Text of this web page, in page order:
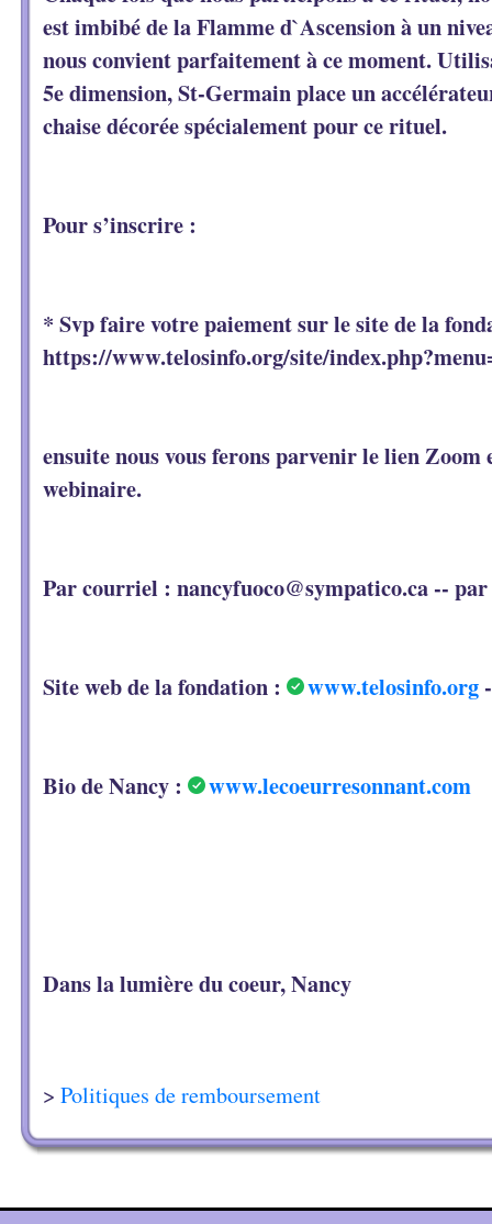
est imbibé de la Flamme d`Ascension à un
nous convient parfaitement à ce moment.
5e dimension, St-Germain place un
chaise décorée spécialement pour ce rituel.
Pour s’inscrire :
* Svp faire votre paiement sur le site de la
https://www.telosinfo.org/site/
ensuite nous vous ferons parvenir le lien Zoom
webinaire.
Par courriel : nancyfuoco@sympatico.ca -- par
Site web de la fondation : www.telosinfo.org -
Bio de Nancy : www.lecoeurresonnant.com
Dans la lumière du coeur, Nancy
> Politiques de remboursement